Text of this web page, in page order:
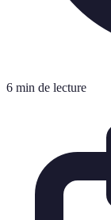
6 min de lecture